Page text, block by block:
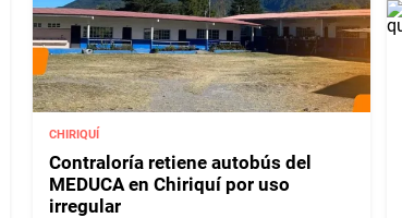
CHIRIQUÍ
Contraloría retiene autobús del
MEDUCA en Chiriquí por uso
irregular